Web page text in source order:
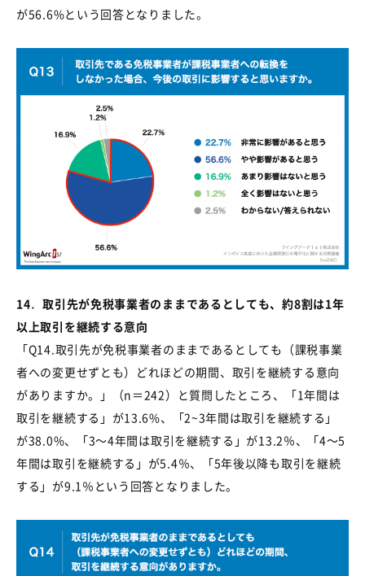
が56.6%という回答となりました。
14．取引先が免税事業者のままであるとしても、約8割は1年
以上取引を継続する意向
「Q14. 取引先が免税事業者のままであるとしても（課税事業
者への変更せずとも）どれほどの期間、取引を継続する意向
がありますか。」（n ＝242）と質問したところ、「1年間は
取引を継続する」が13.6%、「2~3年間は取引を継続する」
が38.0%、「3～4年間は取引を継続する」が13.2％、「4～5
年間は取引を継続する」が5.4％、「5年後以降も取引を継続
する」が9.1 ％という回答となりました。